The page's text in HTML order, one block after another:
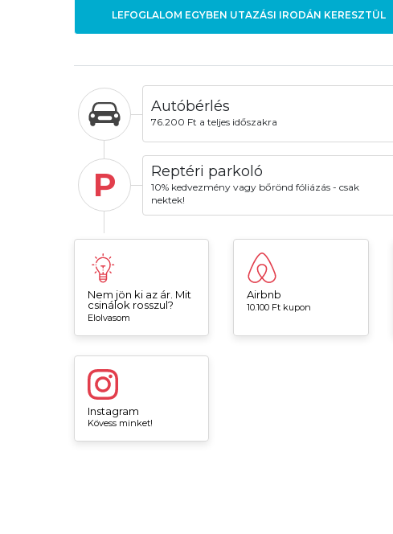
LEFOGLALOM EGYBEN UTAZÁSI IRODÁN KERESZTÜL
Autóbérlés
76.200 Ft a teljes időszakra
P Reptéri parkoló
10% kedvezmény vagy bőrönd fóliázás - csak
nektek!
Nem jön ki az ár. Mit
csinálok rosszul?
Elolvasom
Airbnb
10.100 Ft kupon
Instagram
Kövess minket!